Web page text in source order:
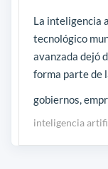
La inteligencia
tecnológico
avanzada dejó
forma parte de
gobiernos,
inteligencia